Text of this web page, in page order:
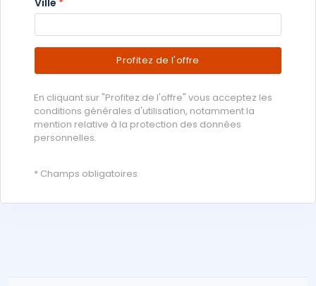
Ville *
Profitez de l'offre
En cliquant sur "Profitez de l'offre" vous acceptez les
conditions générales d'utilisation, notamment la
mention relative à la protection des données
personnelles.
* Champs obligatoires